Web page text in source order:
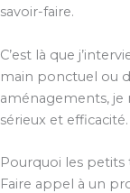
savoir-faire.
C’est là que
main ponctuel ou
aménagements, je
sérieux et efficacité.
Pourquoi les petits
Faire appel à un